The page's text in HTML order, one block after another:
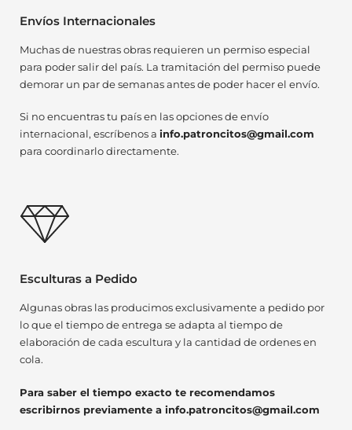
Envíos Internacionales
Muchas de nuestras obras requieren un permiso especial
para poder salir del país. La tramitación del permiso puede
demorar un par de semanas antes de poder hacer el envío.
Si no encuentras tu país en las opciones de envío
internacional, escríbenos a info.patroncitos@gmail.com
para coordinarlo directamente.
Esculturas a Pedido
Algunas obras las producimos exclusivamente a pedido por
lo que el tiempo de entrega se adapta al tiempo de
elaboración de cada escultura y la cantidad de ordenes en
cola.
Para saber el tiempo exacto te recomendamos
escribirnos previamente a info.patroncitos@gmail.com